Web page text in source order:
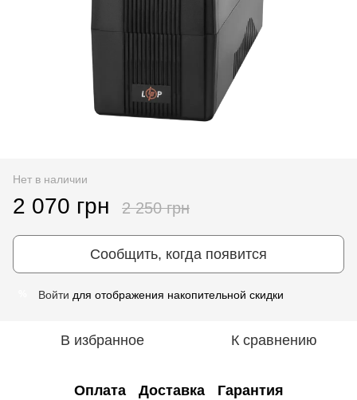
Нет в наличии
2 070 грн 2 250 грн
Сообщить, когда появится
Войти для отображения накопительной скидки
В избранное К сравнению
Оплата Доставка Гарантия